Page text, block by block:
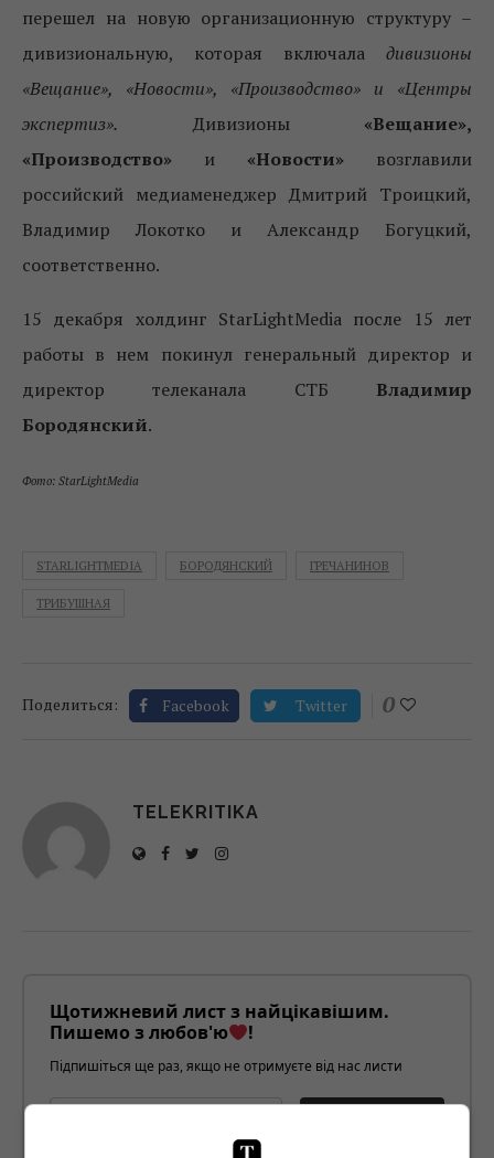
перешел на новую организационную структуру –
дивизиональную, которая включала дивизионы
«Вещание», «Новости», «Производство» и «Центры
экспертиз». Дивизионы «Вещание»,
«Производство» и «Новости» возглавили
российский медиаменеджер Дмитрий Троицкий,
Владимир Локотко и Александр Богуцкий,
соответственно.
15 декабря холдинг StarLightMedia после 15 лет
работы в нем покинул генеральный директор и
директор телеканала СТБ Владимир
Бородянский.
Фото: StarLightMedia
STARLIGHTMEDIA БОРОДЯНСКИЙ ГРЕЧАНИНОВ
ТРИБУШНАЯ
Поделиться: Facebook Twitter 0
TELEKRITIKA
Щотижневий лист з найцікавішим.
Пишемо з любов'ю
!
Підпишіться ще раз, якщо не отримуєте від нас листи
*